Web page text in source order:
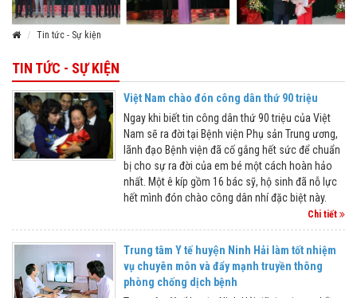
Tin tức - Sự kiện
TIN TỨC - SỰ KIỆN
Việt Nam chào đón công dân thứ 90 triệu
Ngay khi biết tin công dân thứ 90 triệu của Việt
Nam sẽ ra đời tại Bệnh viện Phụ sản Trung ương,
lãnh đạo Bệnh viện đã cố gắng hết sức để chuẩn
bị cho sự ra đời của em bé một cách hoàn hảo
nhất. Một ê kíp gồm 16 bác sỹ, hộ sinh đã nỗ lực
hết mình đón chào công dân nhí đặc biệt này.
Chi tiết
Trung tâm Y tế huyện Ninh Hải làm tốt nhiệm
vụ chuyên môn và đẩy mạnh truyền thông
phòng chống dịch bệnh